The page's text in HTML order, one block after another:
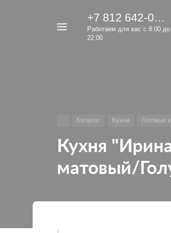
+7 812 642-00-92
Работаем для вас с 8:00 до
22:00
Каталог Кухни Готовые
Кухня
матовый/